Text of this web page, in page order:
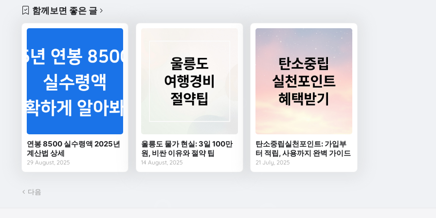
함께보면 좋은 글
연봉 8500 실수령액 2025년
계산법 상세
29 August, 2025
울릉도 물가 현실: 3일 100만
원, 비싼 이유와 절약 팁
14 August, 2025
탄소중립실천포인트: 가입부
터 적립, 사용까지 완벽 가이드
21 July, 2025
다음